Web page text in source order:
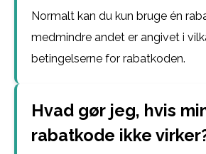
Normalt kan du kun bruge én
medmindre andet er angivet i
betingelserne for rabatkoden.
Hvad gør jeg, hvis
rabatkode ikke